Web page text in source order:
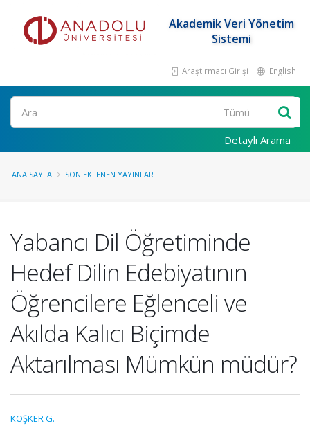
Akademik Veri Yönetim
Sistemi
Araştırmacı Girişi English
Ara
Detaylı Arama
ANA SAYFA SON EKLENEN YAYINLAR
Yabancı Dil Öğretiminde
Hedef Dilin Edebiyatının
Öğrencilere Eğlenceli ve
Akılda Kalıcı Biçimde
Aktarılması Mümkün müdür?
KÖŞKER G.